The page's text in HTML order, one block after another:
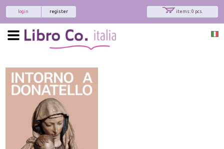
items: 0 pcs.
register
login